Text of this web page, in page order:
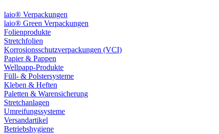
laio® Verpackungen
laio® Green Verpackungen
Folienprodukte
Stretchfolien
Korrosionsschutzverpackungen (VCI)
Papier & Pappen
Wellpapp-Produkte
Füll- & Polstersysteme
Kleben & Heften
Paletten & Warensicherung
Stretchanlagen
Umreifungssysteme
Versandartikel
Betriebshygiene